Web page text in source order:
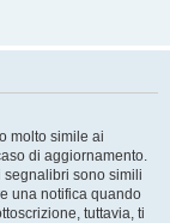
molto simile ai
di aggiornamento.
segnalibri sono simili
una notifica quando
tuttavia, ti